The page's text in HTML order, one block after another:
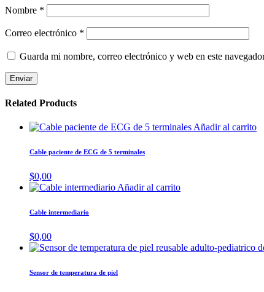
Nombre *
Correo electrónico *
Guarda mi nombre, correo electrónico y web en este
Related Products
Añadir al carrito
Cable paciente de ECG de 5 terminales
$0,00
Añadir al carrito
Cable intermediario
$0,00
Sensor de temperatura de piel